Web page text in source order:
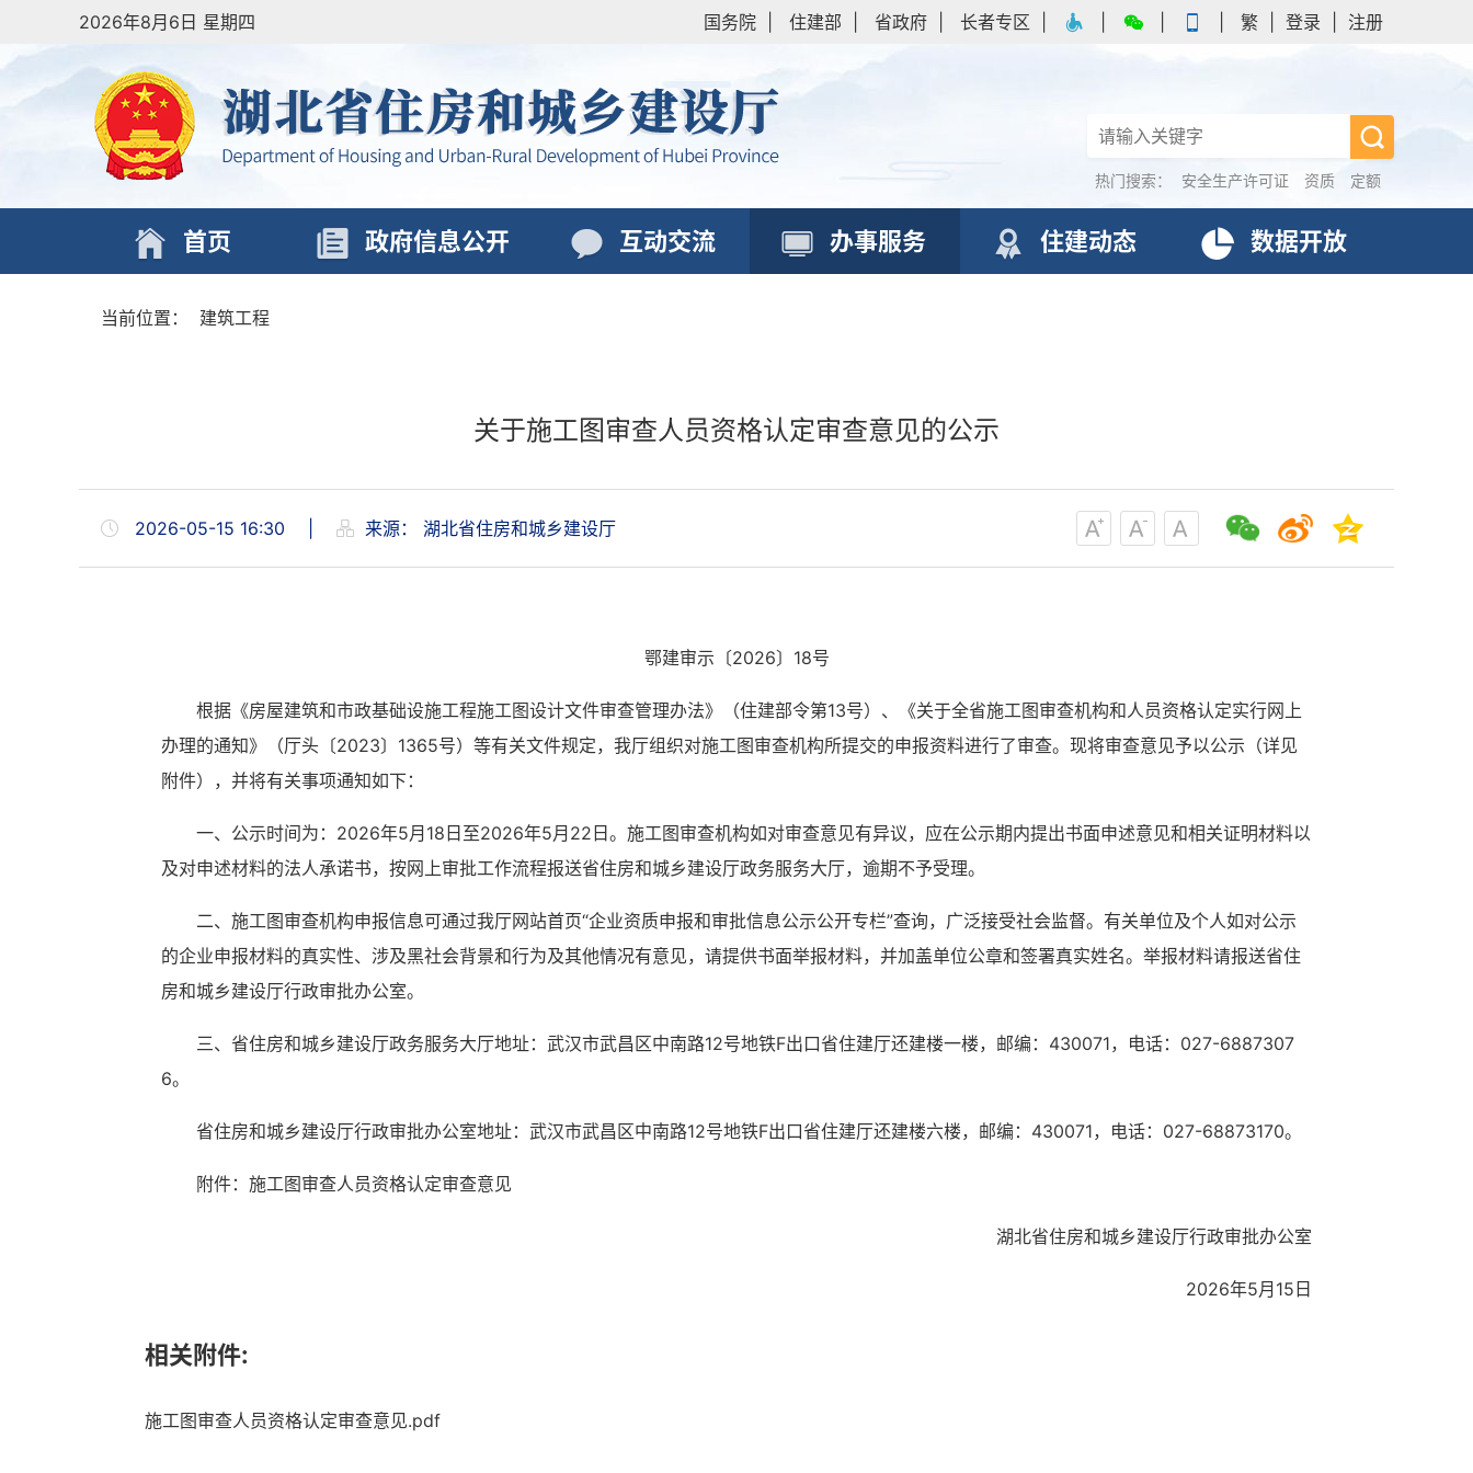
2026年8月6日 星期四 国务院 住建部 省政府 长者专区 繁 登录 注册
热门搜索： 安全生产许可证 资质 定额
首页 政府信息公开 互动交流 办事服务 住建动态 数据开放
当前位置： 建筑工程
关于施工图审查人员资格认定审查意见的公示
2026-05-15 16:30 来源： 湖北省住房和城乡建设厅
鄂建审示〔2026〕18号
根据《房屋建筑和市政基础设施工程施工图设计文件审查管理办法》（住建部令第13号）、《关于全省施工图审查机构和人员资格认定实行网上
办理的通知》（厅头〔2023〕1365号）等有关文件规定，我厅组织对施工图审查机构所提交的申报资料进行了审查。现将审查意见予以公示（详见
附件），并将有关事项通知如下：
一、公示时间为：2026年5月18日至2026年5月22日。施工图审查机构如对审查意见有异议，应在公示期内提出书面申述意见和相关证明材料以
及对申述材料的法人承诺书，按网上审批工作流程报送省住房和城乡建设厅政务服务大厅，逾期不予受理。
二、施工图审查机构申报信息可通过我厅网站首页“企业资质申报和审批信息公示公开专栏”查询，广泛接受社会监督。有关单位及个人如对公示
的企业申报材料的真实性、涉及黑社会背景和行为及其他情况有意见，请提供书面举报材料，并加盖单位公章和签署真实姓名。举报材料请报送省住
房和城乡建设厅行政审批办公室。
三、省住房和城乡建设厅政务服务大厅地址：武汉市武昌区中南路12号地铁F出口省住建厅还建楼一楼，邮编：430071，电话：027-6887307
6。
省住房和城乡建设厅行政审批办公室地址：武汉市武昌区中南路12号地铁F出口省住建厅还建楼六楼，邮编：430071，电话：027-68873170。
附件：施工图审查人员资格认定审查意见
湖北省住房和城乡建设厅行政审批办公室
2026年5月15日
相关附件:
施工图审查人员资格认定审查意见.pdf